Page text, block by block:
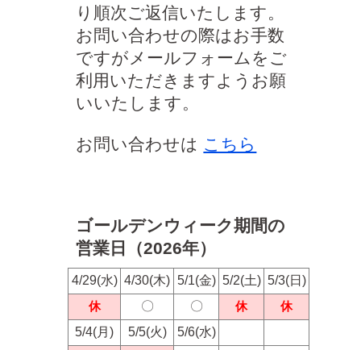
り順次ご返信いたします。
お問い合わせの際はお手数
ですがメールフォームをご
利用いただきますようお願
いいたします。
お問い合わせは こちら
ゴールデンウィーク期間の
営業日（2026年）
4/29(水) 4/30(木) 5/1(金) 5/2(土) 5/3(日)
休
〇 〇 休
休
5/4(月)
5/5(火)
5/6(水)